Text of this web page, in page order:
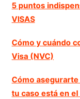
5 puntos
VISAS
Cómo y cuándo
Visa (NVC)
Cómo
tu caso está en